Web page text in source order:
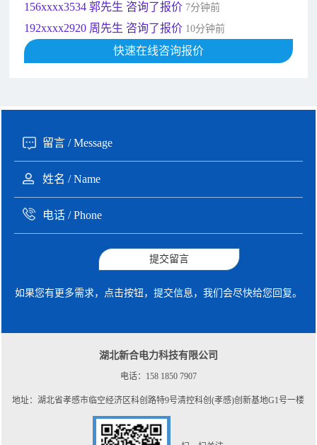
156xxxx3534 郭先生 咨询了报价 7分钟前
192xxxx2920 周先生 咨询了报价 10分钟前
189xxxx6562 王先生 咨询了报价1秒前
快速在线咨询报价
提交留言
如果您有更多需求，点击按钮，提交信息，我们会尽快给您回复。
湖北新合电力科技有限公司
电话：158 1850 7907
地址：湖北省孝感市临空经济区科创路特9号清控科创(孝感)创新基地G1号一楼